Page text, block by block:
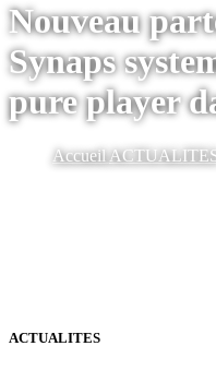
Nouveau
Synaps
pure player
Accueil
ACTUALITES